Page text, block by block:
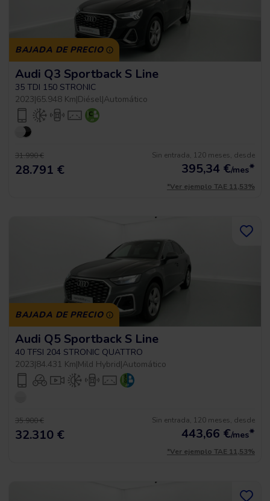
BAJADA DE PRECIO
Audi Q3 Sportback S Line
35 TDI 150 STRONIC
2023|65.948 Km|Diésel|Automático
31.990 €
28.791 €
Sin entrada, 120 meses, desde
395,34 €/mes*
*Ver ejemplo TAE 11,53%
BAJADA DE PRECIO
Audi Q5 Sportback S Line
40 TFSI 204 STRONIC QUATTRO
2023|84.431 Km|Mild Hybrid|Automático
35.900 €
32.310 €
Sin entrada, 120 meses, desde
443,66 €/mes*
*Ver ejemplo TAE 11,53%